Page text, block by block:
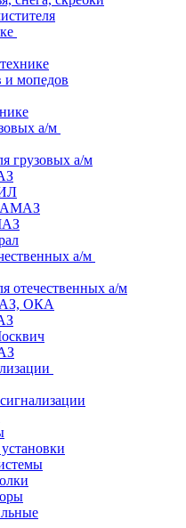
и мопедов
а/м
грузовых а/м
а/м
отечественных а/м
ОКА